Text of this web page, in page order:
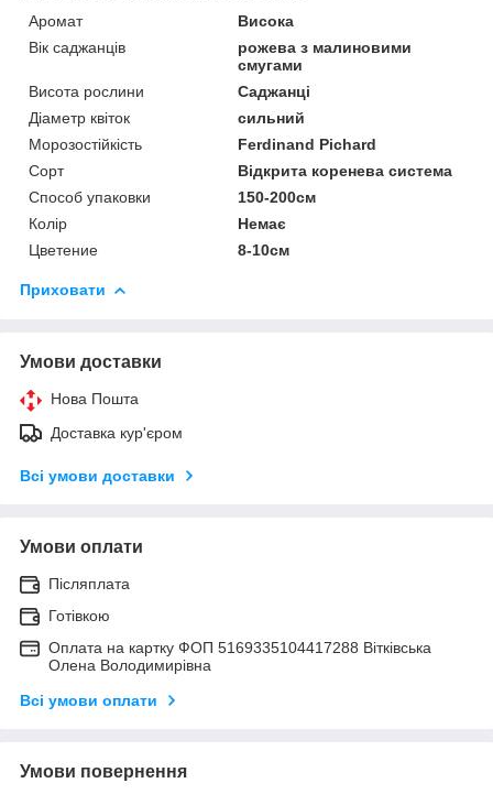
Аромат
Висока
Вік саджанців
рожева з малиновими
смугами
Висота рослини
Саджанці
Діаметр квіток
сильний
Морозостійкість
Ferdinand Pichard
Сорт
Відкрита коренева система
Способ упаковки
150-200см
Колір
Немає
Цветение
8-10см
Приховати
Умови доставки
Нова Пошта
Доставка кур'єром
Всі умови доставки
Умови оплати
Післяплата
Готівкою
Оплата на картку ФОП 5169335104417288 Вітківська
Олена Володимирівна
Всі умови оплати
Умови повернення